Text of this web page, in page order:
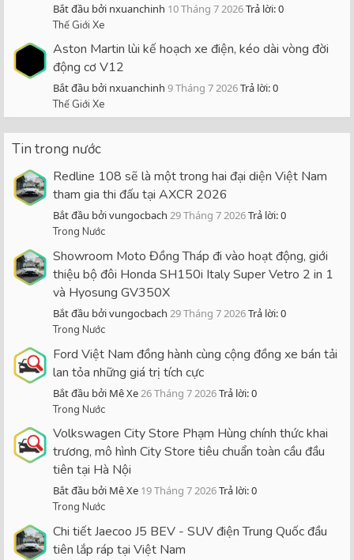
Bắt đầu bởi nxuanchinh 10 Tháng 7 2026Trả lời: 0
Thế Giới Xe
Aston Martin lùi kế hoạch xe điện, kéo dài vòng đời
động cơ V12
Bắt đầu bởi nxuanchinh 9 Tháng 7 2026Trả lời: 0
Thế Giới Xe
Tin trong nước
Redline 108 sẽ là một trong hai đại diện Việt Nam
tham gia thi đấu tại AXCR 2026
Bắt đầu bởi vungocbach 29 Tháng 7 2026Trả lời: 0
Trong Nước
Showroom Moto Đồng Tháp đi vào hoạt động, giới
thiệu bộ đôi Honda SH150i Italy Super Vetro 2 in 1
và Hyosung GV350X
Bắt đầu bởi vungocbach 29 Tháng 7 2026Trả lời: 0
Trong Nước
Ford Việt Nam đồng hành cùng cộng đồng xe bán tải
lan tỏa những giá trị tích cực
Bắt đầu bởi Mê Xe26 Tháng 7 2026Trả lời: 0
Trong Nước
Volkswagen City Store Phạm Hùng chính thức khai
trương, mô hình City Store tiêu chuẩn toàn cầu đầu
tiên tại Hà Nội
Bắt đầu bởi Mê Xe 19 Tháng 7 2026Trả lời: 0
Trong Nước
Chi tiết Jaecoo J5 BEV - SUV điện Trung Quốc đầu
tiên lắp ráp tại Việt Nam